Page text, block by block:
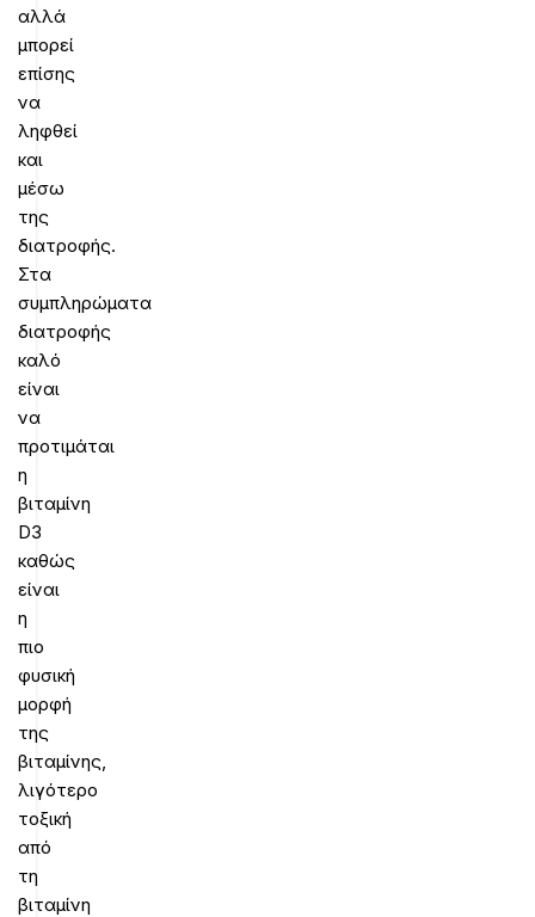
αλλά
μπορεί
επίσης
να
ληφθεί
και
μέσω
της
διατροφής.
Στα
συμπληρώματα
διατροφής
καλό
είναι
να
προτιμάται
η
βιταμίνη
D3
καθώς
είναι
η
πιο
φυσική
μορφή
της
βιταμίνης,
λιγότερο
τοξική
από
τη
βιταμίνη